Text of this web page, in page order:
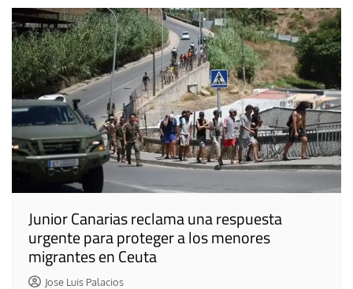
Junior Canarias reclama una respuesta
urgente para proteger a los menores
migrantes en Ceuta
Jose Luis Palacios